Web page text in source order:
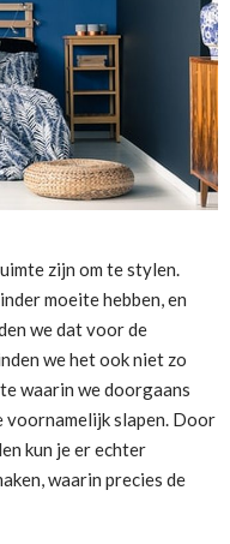
zijn om te stylen.
moeite hebben, en
we dat voor de
we het ook niet zo
waarin we doorgaans
voornamelijk slapen. Door
kun je er echter
waarin precies de